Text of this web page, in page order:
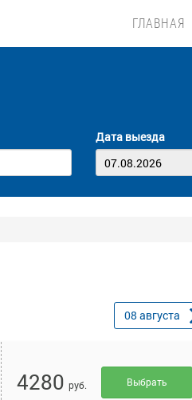
ГЛАВНАЯ
Дата выезда
08 августа
4280 руб. Выбрать